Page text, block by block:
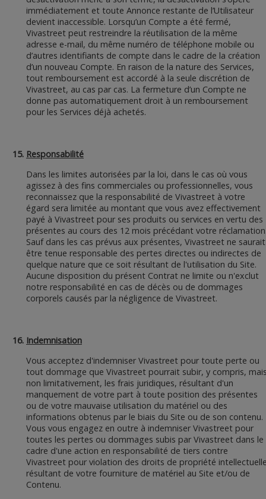
immédiatement et toute Annonce restante de l’Utilisateur
devient inaccessible. Lorsqu’un Compte a été fermé,
Vivastreet peut restreindre la réutilisation de la même
adresse e-mail, du même numéro de téléphone mobile ou
d’autres identifiants de compte dans le cadre de la création
d’un nouveau Compte. En raison de la nature des Services,
tout remboursement est accordé à la seule discrétion de
Vivastreet, au cas par cas. La fermeture d’un Compte ne
donne pas automatiquement droit à un remboursement
pour les Services déjà achetés.
Responsabilité
Dans les limites autorisées par la loi, dans le cas où vous
agissez à des fins commerciales ou professionnelles, vous
reconnaissez que la responsabilité de Vivastreet à votre
égard sera limitée au montant que vous avez effectivement
payé à Vivastreet pour ses produits ou services en vertu des
présentes au cours des 12 mois précédant votre
Sauf dans les cas prévus aux présentes, Vivastreet ne saurait
être tenue responsable des pertes directes ou indirectes de
quelque nature que ce soit résultant de l'utilisation du Site.
Aucune disposition du présent Contrat ne limite ou n'exclut
notre responsabilité en cas de décès ou de dommages
corporels causés par la négligence de Vivastreet.
Indemnisation
Vous acceptez d'indemniser Vivastreet pour toute perte ou
tout dommage que Vivastreet pourrait subir, y compris,
non limitativement, les frais juridiques, résultant d'un
manquement de votre part à toute position des présentes
ou de votre mauvaise utilisation du matériel ou des
informations obtenus par le biais du Site ou de son contenu.
Vous vous engagez en outre à indemniser Vivastreet pour
toutes les pertes ou dommages subis par Vivastreet dans le
cadre d'une action en responsabilité de tiers contre
Vivastreet pour violation des droits de propriété
résultant de votre fourniture de matériel au Site et/ou de
Contenu.